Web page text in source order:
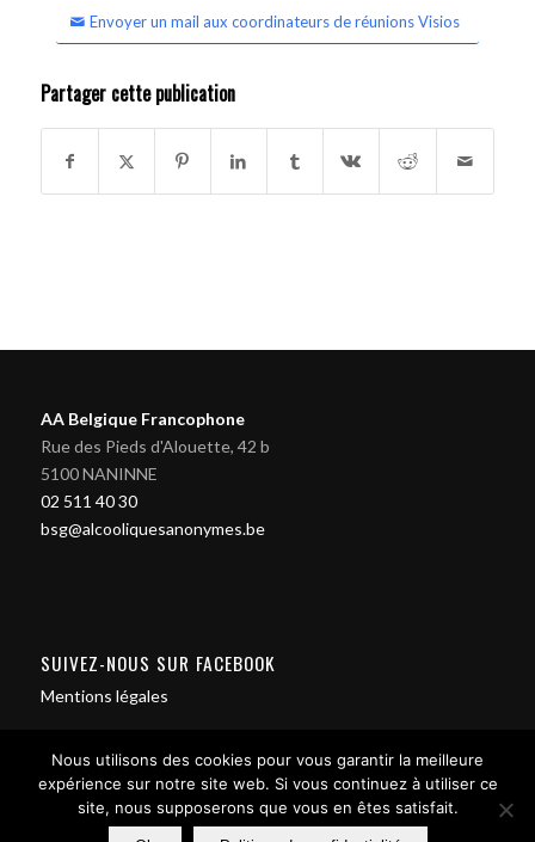
Envoyer un mail aux coordinateurs de réunions Visios
Partager cette publication
AA Belgique Francophone
Rue des Pieds d'Alouette, 42 b
5100 NANINNE
02 511 40 30
bsg@alcooliquesanonymes.be
SUIVEZ-NOUS SUR FACEBOOK
Mentions légales
Nous utilisons des cookies pour vous garantir la meilleure
expérience sur notre site web. Si vous continuez à utiliser ce
site, nous supposerons que vous en êtes satisfait.
Contact us